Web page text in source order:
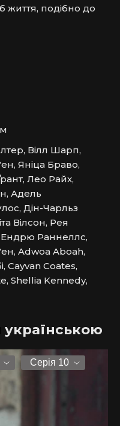
життя, подібно до
Вілл Шарп,
Яніца Браво,
Лео Райх,
Адель
Дін-Чарльз
Вілсон, Рея
Раннеллс,
Adwoa Aboah,
Cayvan Coates,
Shellia Kennedy,